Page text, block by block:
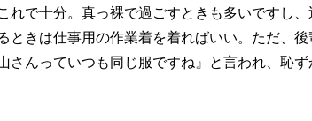
れで十分。真っ裸で過ごすときも多いですし
ときは仕事用の作業着を着ればいい。ただ、
さんっていつも同じ服ですね』と言われ、恥